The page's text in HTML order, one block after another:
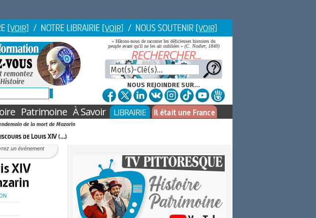
[VOIR] / NOTRE LIBRAIRIE [VOIR] / NOUS SOUTENIR [VOIR]
« Hâtons-nous de raconter les délicieuses histoires du
peuple avant qu'il ne les ait oubliées » (C. Nodier, 1840)
NOUS REJOINDRE SUR...
Patrimoine À Savoir LIBRAIRIE Il était une France
de la mort de Mazarin
de Louis XIV (…)
un événement
XIV